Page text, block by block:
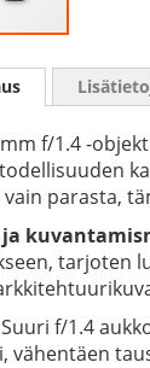
f/1.4 -
parasta,
ja
tarjoten
Suuri f/1.4
vähentäen